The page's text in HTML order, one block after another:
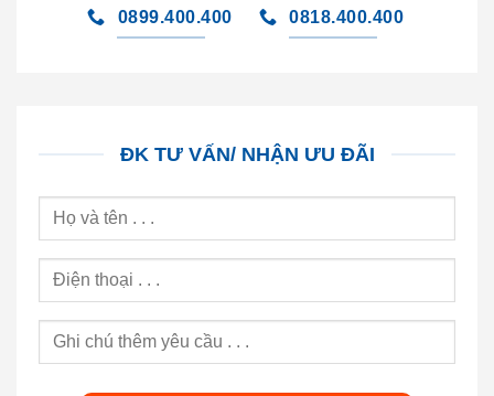
0899.400.400 0818.400.400
ĐK TƯ VẤN/ NHẬN ƯU ĐÃI